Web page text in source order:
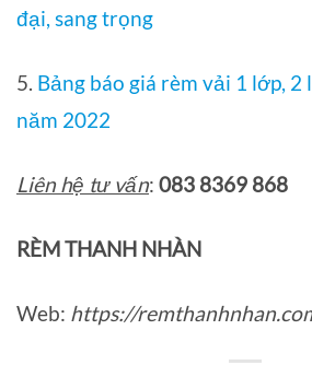
đại, sang trọng
5. Bảng báo giá rèm vải 1 lớp, 2
năm 2022
Liên hệ tư vấn: 083 8369 868
RÈM THANH NHÀN
Web: https://